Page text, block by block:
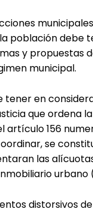
población debe
y propuestas
municipal.
en
que ordena
156
se
las
distorsivos